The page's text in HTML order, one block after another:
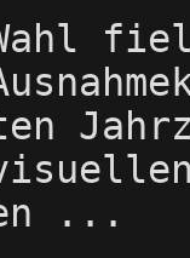
fiel
...